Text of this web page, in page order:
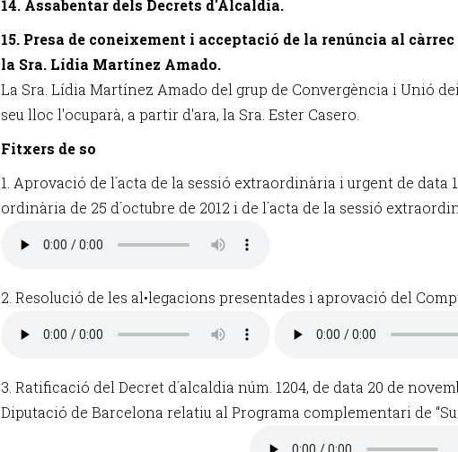
14. Assabentar dels Decrets d'Alcaldia.
15. Presa de coneixement i acceptació de la renúncia al
la Sra. Lídia Martínez Amado.
La Sra. Lídia Martínez Amado del grup de Convergència i Unió
seu lloc l'ocuparà, a partir d'ara, la Sra. Ester Casero.
Fitxers de so
1. Aprovació de l´acta de la sessió extraordinària i urgent de data
ordinària de 25 d´octubre de 2012 i de l´acta de la sessió
2. Resolució de les al•legacions presentades i aprovació del
3. Ratificació del Decret d´alcaldia núm. 1204, de data 20 de
Diputació de Barcelona relatiu al Programa complementari de